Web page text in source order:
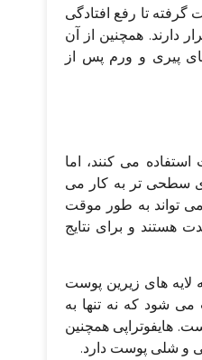
تا رفع افتادگی
دارند. همچنین از آن
پیری و ورم پس از
می کنند، اما
سطحی تر به کار می
می تواند به طور موقت
هستند و برای نتایج
لایه های زیرین پوست
شود که نه تنها به
هایفوتراپی همچنین
و شلی پوست دارد.